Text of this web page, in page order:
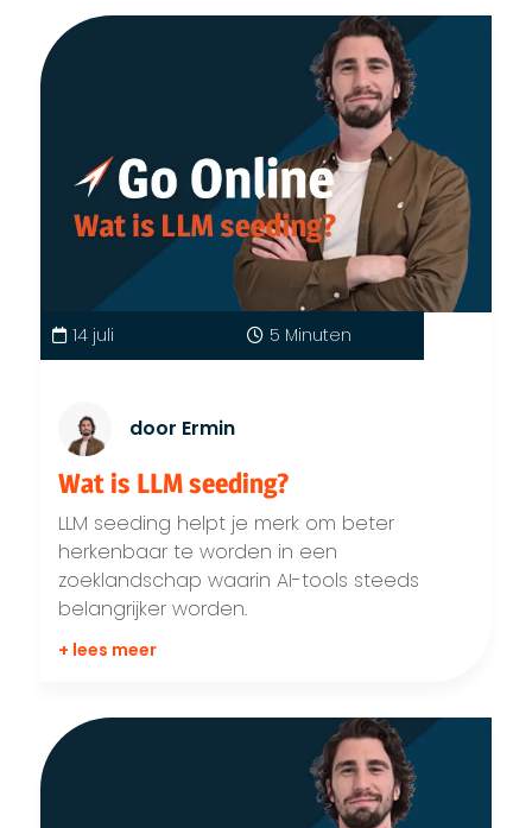
14 juli 5 Minuten
door Ermin
Wat is LLM seeding?
LLM seeding helpt je merk om beter
herkenbaar te worden in een
zoeklandschap waarin AI-tools steeds
belangrijker worden.
+ lees meer